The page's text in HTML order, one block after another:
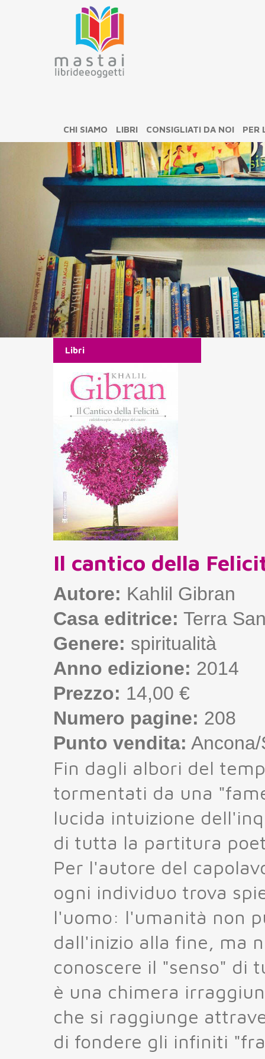
CHI SIAMO LIBRI CONSIGLIATI DA NOI PER
Libri
Il cantico della
Autore: Kahlil Gibran
Casa editrice: Terra
Genere: spiritualità
Anno edizione: 2014
Prezzo: 14,00 €
Numero pagine: 208
Punto vendita:
Fin dagli albori del
tormentati da una
lucida intuizione
di tutta la partitura
Per l'autore del
ogni individuo trova
l'uomo: l'umanità non
dall'inizio alla fine, ma
conoscere il "senso" di
è una chimera
che si raggiunge
di fondere gli infiniti